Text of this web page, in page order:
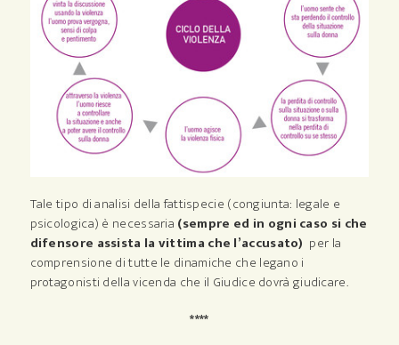
Tale tipo di analisi della fattispecie (congiunta: legale e
psicologica) è necessaria (sempre ed in ogni caso si che
difensore assista la vittima che l’accusato) per la
comprensione di tutte le dinamiche che legano i
protagonisti della vicenda che il Giudice dovrà giudicare.
****